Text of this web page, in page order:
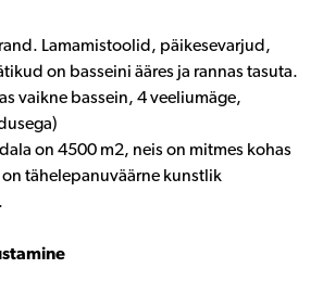
Lamamistoolid, päikesevarjud,
on basseini ääres ja rannas tasuta.
vaikne bassein, 4 veeliumäge,
on 4500 m2, neis on mitmes kohas
tähelepanuväärne kunstlik